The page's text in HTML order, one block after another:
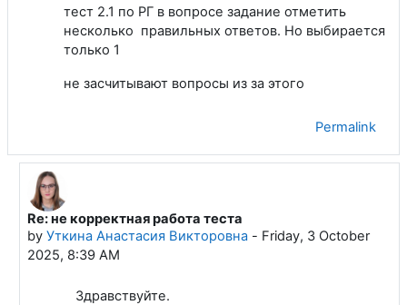
тест 2.1 по РГ в вопросе задание отметить
несколько правильных ответов. Но выбирается
только 1
не засчитывают вопросы из за этого
Permalink
In reply to Кисличная Александра Андреевна
Re: не корректная работа теста
by Уткина Анастасия Викторовна- Friday, 3 October
2025, 8:39 AM
Здравствуйте.